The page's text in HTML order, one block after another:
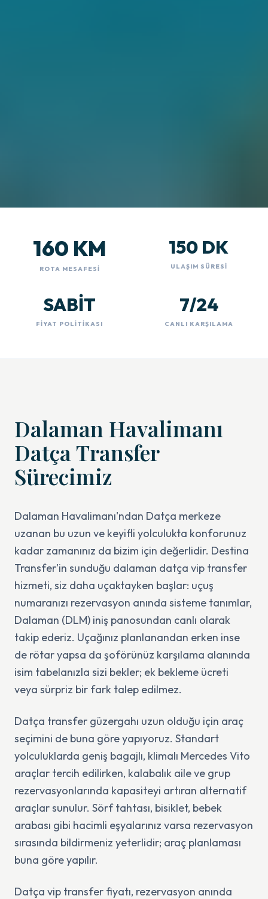
160 KM
ROTA MESAFESI
150 DK
ULAŞIM SÜRESI
SABİT
FIYAT POLITIKASI
7/24
CANLI KARŞILAMA
Dalaman Havalimanı
Datça Transfer
Sürecimiz
Dalaman Havalimanı'ndan Datça merkeze
uzanan bu uzun ve keyifli yolculukta konforunuz
kadar zamanınız da bizim için değerlidir. Destina
Transfer'in sunduğu dalaman datça vip transfer
hizmeti, siz daha uçaktayken başlar: uçuş
numaranızı rezervasyon anında sisteme tanımlar,
Dalaman (DLM) iniş panosundan canlı olarak
takip ederiz. Uçağınız planlanandan erken inse
de rötar yapsa da şoförünüz karşılama alanında
isim tabelanızla sizi bekler; ek bekleme ücreti
veya sürpriz bir fark talep edilmez.
Datça transfer güzergahı uzun olduğu için araç
seçimini de buna göre yapıyoruz. Standart
yolculuklarda geniş bagajlı, klimalı Mercedes Vito
araçlar tercih edilirken, kalabalık aile ve grup
rezervasyonlarında kapasiteyi artıran alternatif
araçlar sunulur. Sörf tahtası, bisiklet, bebek
arabası gibi hacimli eşyalarınız varsa rezervasyon
sırasında bildirmeniz yeterlidir; araç planlaması
buna göre yapılır.
Datça vip transfer fiyatı, rezervasyon anında